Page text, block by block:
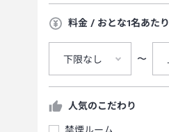
料金 / おとな1名あたり
下限なし 〜
人気のこだわり